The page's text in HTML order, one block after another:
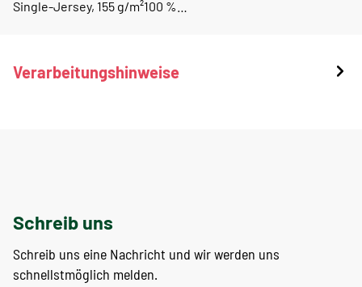
Single-Jersey, 155 g/m²100 %…
Verarbeitungshinweise
Schreib uns
Schreib uns eine Nachricht und wir werden uns
schnellstmöglich melden.